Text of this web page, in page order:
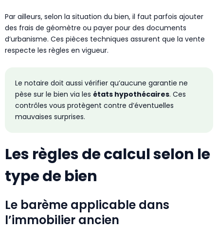
Par ailleurs, selon la situation du bien, il faut parfois ajouter
des frais de géomètre ou payer pour des documents
d’urbanisme. Ces pièces techniques assurent que la vente
respecte les règles en vigueur.
Le notaire doit aussi vérifier qu’aucune garantie ne
pèse sur le bien via les états hypothécaires. Ces
contrôles vous protègent contre d’éventuelles
mauvaises surprises.
Les règles de calcul selon le
type de bien
Le barème applicable dans
l’immobilier ancien